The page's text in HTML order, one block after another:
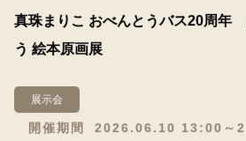
真珠まりこ おべんとうバス20周年
う 絵本原画展
展示会
開催期間 2026.06.10 13:00～